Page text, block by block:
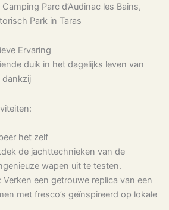
Parc d’Audinac les Bains,
Park in Taras
Ervaring
duik in het dagelijks leven van
dankzij
het zelf
de jachttechnieken van de
wapen uit te testen.
een getrouwe replica van een
met fresco’s geïnspireerd op lokale